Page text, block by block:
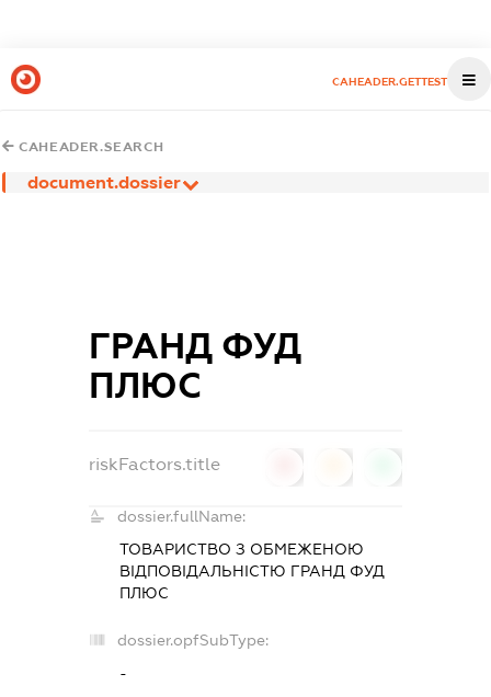
CAHEADER.GETTEST
CAHEADER.SEARCH
document.dossier
ГРАНД ФУД
ПЛЮС
riskFactors.title
dossier.fullName:
ТОВАРИСТВО З ОБМЕЖЕНОЮ
ВІДПОВІДАЛЬНІСТЮ ГРАНД ФУД
ПЛЮС
dossier.opfSubType:
-